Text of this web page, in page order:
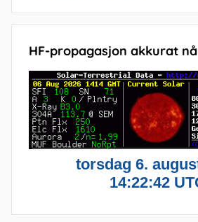
HF-propagasjon akkurat nå